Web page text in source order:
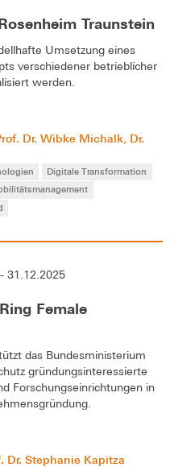
Traunstein
Umsetzung eines
verschiedener betrieblicher
werden.
Dr. Wibke Michalk, Dr.
Digitale Transformation
31.12.2025
Female
das Bundesministerium
gründungsinteressierte
Forschungseinrichtungen in
Dr. Stephanie Kapitza